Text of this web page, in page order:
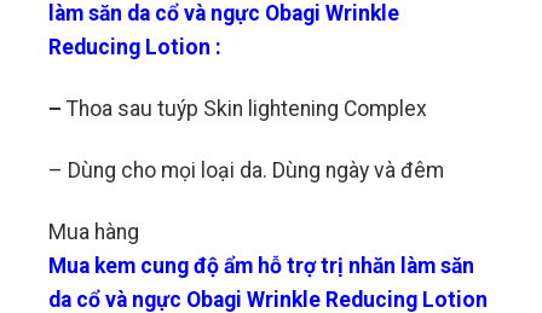
làm săn da cổ và ngực Obagi Wrinkle
Reducing Lotion :
– Thoa sau tuýp Skin lightening Complex
– Dùng cho mọi loại da. Dùng ngày và đêm
Mua hàng
Mua kem cung độ ẩm hỗ trợ trị nhăn làm săn
da cổ và ngực Obagi Wrinkle Reducing Lotion